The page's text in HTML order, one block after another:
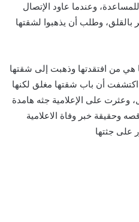
وعندما عاود الإتصال
بالقلق، وطلب أن يذهبوا لشقتها
هي من افتقدتها وذهبت إلى شقتها
أن باب شقتها مغلق لكنها
وعثرت على الإعلامية جثه هامدة
وحقيقة خبر وفاة الاعلامية
على جثتها